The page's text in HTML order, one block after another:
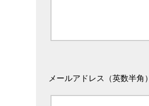
メールアドレス（英数半角）